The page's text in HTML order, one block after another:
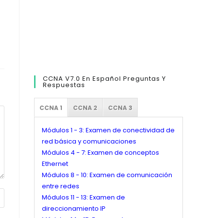
CCNA V7.0 En Español Preguntas Y
Respuestas
CCNA 1 CCNA 2 CCNA 3
Módulos 1 - 3: Examen de conectividad de
red básica y comunicaciones
Módulos 4 - 7: Examen de conceptos
Ethernet
Módulos 8 - 10: Examen de comunicación
entre redes
Módulos 11 - 13: Examen de
direccionamiento IP